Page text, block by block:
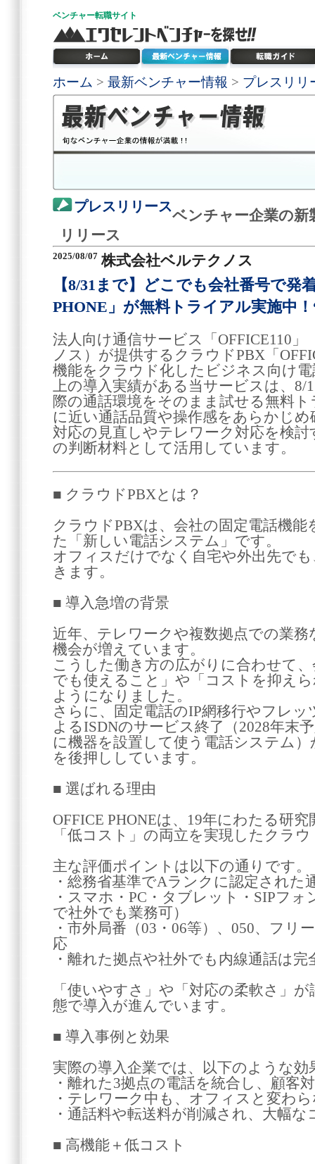
ベンチャー転職サイト
ホーム > 最新ベンチャー情報 > プレスリリ
プレスリリース
ベンチャー企業の新
リリース
2025/08/07 株式会社ベルテクノス
【8/31まで】どこでも会社番号で発
PHONE」が無料トライアル実施中
法人向け通信サービス「OFFICE110
ノス）が提供するクラウドPBX「
機能をクラウド化したビジネス向け
上の導入実績がある当サービスは、
際の通話環境をそのまま試せる無料
に近い通話品質や操作感をあらかじ
対応の見直しやテレワーク対応を検
の判断材料として活用しています。
■ クラウドPBXとは？
クラウドPBXは、会社の固定電話機
た「新しい電話システム」です。
オフィスだけでなく自宅や外出先で
きます。
■ 導入急増の背景
近年、テレワークや複数拠点での業
機会が増えています。
こうした働き方の広がりに合わせて
でも使えること」や「コストを抑え
ようになりました。
さらに、固定電話のIP網移行やフレッ
よるISDNのサービス終了（2028年末
に機器を設置して使う電話システム
を後押ししています。
■ 選ばれる理由
OFFICE PHONEは、19年にわたる研
「低コスト」の両立を実現したクラ
主な評価ポイントは以下の通りです。
・総務省基準でAランクに認定された
・スマホ・PC・タブレット・SIPフ
で社外でも業務可）
・市外局番（03・06等）、050、フリ
応
・離れた拠点や社外でも内線通話は完
「使いやすさ」や「対応の柔軟さ」
態で導入が進んでいます。
■ 導入事例と効果
実際の導入企業では、以下のような
・離れた3拠点の電話を統合し、顧客
・テレワーク中も、オフィスと変わ
・通話料や転送料が削減され、大幅
■ 高機能＋低コスト